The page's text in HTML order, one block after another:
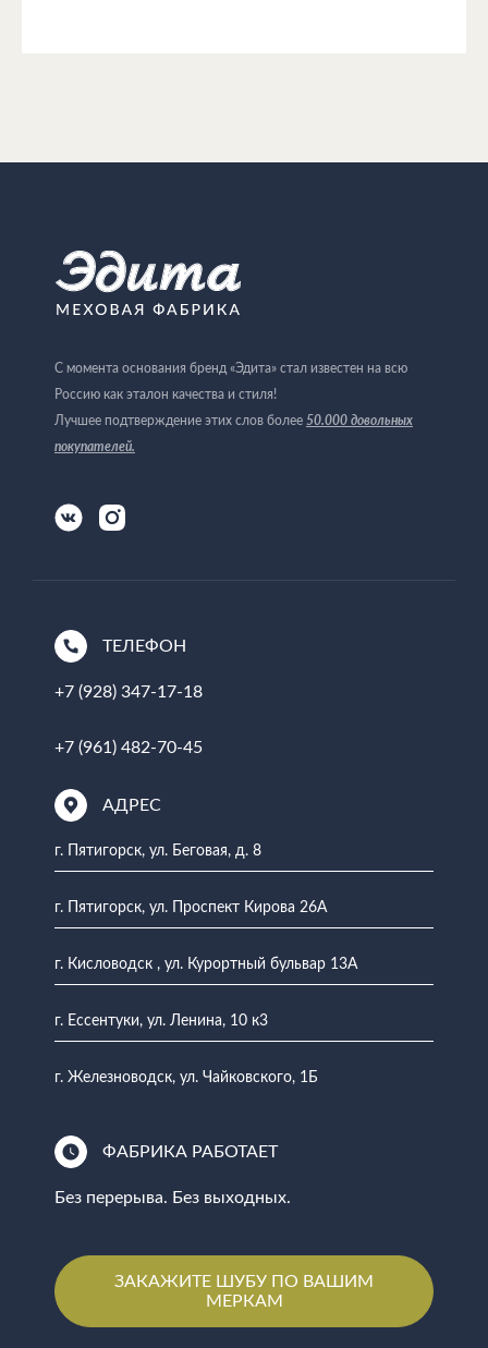
С момента основания бренд «Эдита» стал известен на всю
Россию как эталон качества и стиля!
Лучшее подтверждение этих слов более 50.000 довольных
покупателей.
ТЕЛЕФОН
+7 (928) 347-17-18
+7 (961) 482-70-45
АДРЕС
г. Пятигорск, ул. Беговая, д. 8
г. Пятигорск, ул. Проспект Кирова 26А
г. Кисловодск , ул. Курортный бульвар 13А
г. Ессентуки, ул. Ленина, 10 к3
г. Железноводск, ул. Чайковского, 1Б
ФАБРИКА РАБОТАЕТ
Без перерыва. Без выходных.
ЗАКАЖИТЕ ШУБУ ПО ВАШИМ
МЕРКАМ